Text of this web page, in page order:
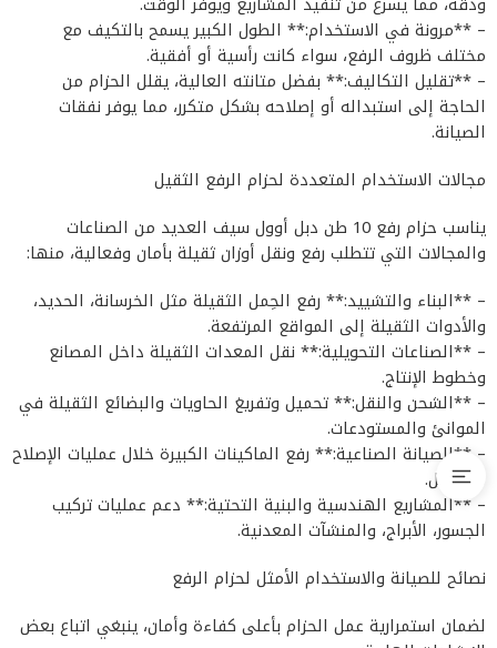
– **مرونة في الاستخدام:** الطول الكبير يسمح بالتكيف مع
مختلف ظروف الرفع، سواء كانت رأسية أو أفقية.
– **تقليل التكاليف:** بفضل متانته العالية، يقلل الحزام من
الحاجة إلى استبداله أو إصلاحه بشكل متكرر، مما يوفر نفقات
الصيانة.
مجالات الاستخدام المتعددة لحزام الرفع الثقيل
يناسب حزام رفع 10 طن دبل أوول سيف العديد من الصناعات
والمجالات التي تتطلب رفع ونقل أوزان ثقيلة بأمان وفعالية، منها:
– **البناء والتشييد:** رفع الحِمل الثقيلة مثل الخرسانة، الحديد،
والأدوات الثقيلة إلى المواقع المرتفعة.
– **الصناعات التحويلية:** نقل المعدات الثقيلة داخل المصانع
وخطوط الإنتاج.
– **الشحن والنقل:** تحميل وتفريغ الحاويات والبضائع الثقيلة في
الموانئ والمستودعات.
– **الصيانة الصناعية:** رفع الماكينات الكبيرة خلال عمليات الإصلاح
أو النقل.
– **المشاريع الهندسية والبنية التحتية:** دعم عمليات تركيب
الجسور، الأبراج، والمنشآت المعدنية.
نصائح للصيانة والاستخدام الأمثل لحزام الرفع
لضمان استمرارية عمل الحزام بأعلى كفاءة وأمان، ينبغي اتباع بعض